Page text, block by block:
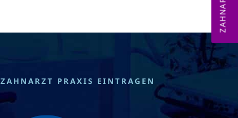
ZAHNARZT PRAXIS EINTRAGEN